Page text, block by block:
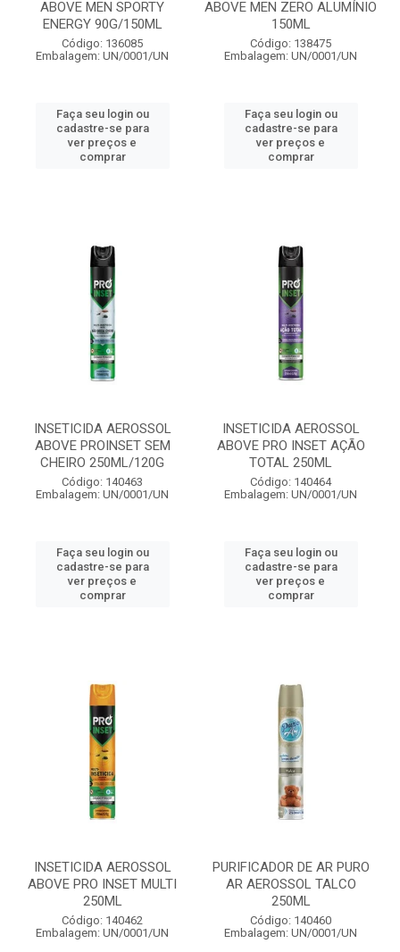
ABOVE MEN SPORTY
ENERGY 90G/150ML
Código: 136085
Embalagem: UN/0001/UN
Faça seu login ou
cadastre-se para
ver preços e
comprar
ABOVE MEN ZERO ALUMÍNIO
150ML
Código: 138475
Embalagem: UN/0001/UN
Faça seu login ou
cadastre-se para
ver preços e
comprar
INSETICIDA AEROSSOL
ABOVE PROINSET SEM
CHEIRO 250ML/120G
Código: 140463
Embalagem: UN/0001/UN
Faça seu login ou
cadastre-se para
ver preços e
comprar
INSETICIDA AEROSSOL
ABOVE PRO INSET AÇÃO
TOTAL 250ML
Código: 140464
Embalagem: UN/0001/UN
Faça seu login ou
cadastre-se para
ver preços e
comprar
INSETICIDA AEROSSOL
ABOVE PRO INSET MULTI
250ML
Código: 140462
Embalagem: UN/0001/UN
PURIFICADOR DE AR PURO
AR AEROSSOL TALCO
250ML
Código: 140460
Embalagem: UN/0001/UN